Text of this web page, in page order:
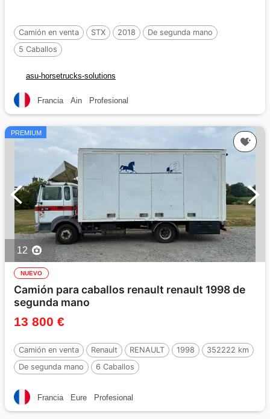
Camión en venta STX 2018
De segunda mano
5 Caballos
asu-horsetrucks-solutions
Francia Ain Profesional
PREMIUM
12
NUEVO
Camión para caballos renault renault 1998 de
segunda mano
13 800 €
Camión en venta Renault RENAULT 1998
352222 km
De segunda mano
6 Caballos
Francia Eure Profesional